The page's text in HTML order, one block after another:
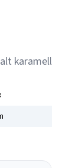
karamell